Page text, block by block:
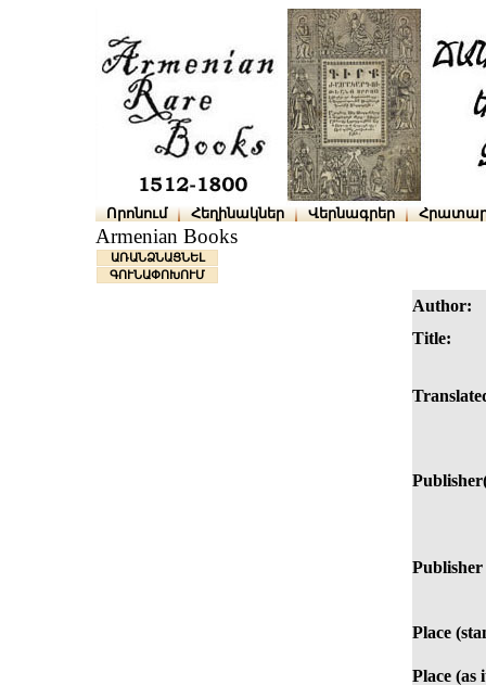
Որոնում Հեղինակներ Վերնագրեր
Armenian Books
ԱՌԱՆՁՆԱՑՆԵԼ
ԳՈՒՆԱՓՈԽՈՒՄ
Author:
Title:
Publisher
Place
Place (as